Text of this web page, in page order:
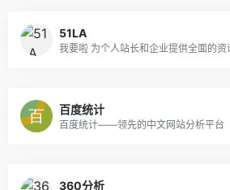
51LA
百度统计
百度统计——领先的中文网站分析平台
360分析